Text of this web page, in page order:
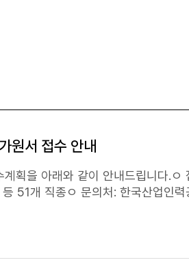
원서 접수 안내
계획을 아래와 같이 안내드립니다.